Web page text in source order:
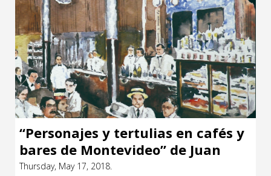
“Personajes y tertulias en cafés y
bares de Montevideo” de Juan
Antonio Varese
Thursday, May 17, 2018.